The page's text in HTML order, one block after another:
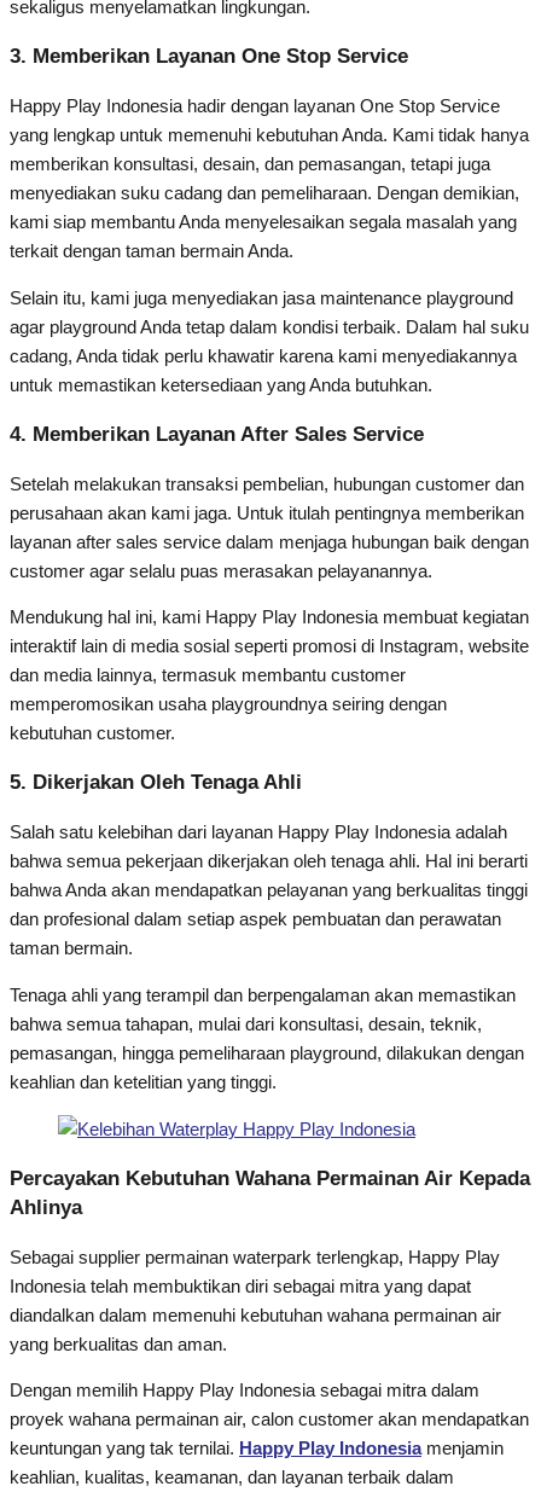
sekaligus menyelamatkan lingkungan.
3. Memberikan Layanan One Stop Service
Happy Play Indonesia hadir dengan layanan One Stop Service
yang lengkap untuk memenuhi kebutuhan Anda. Kami tidak hanya
memberikan konsultasi, desain, dan pemasangan, tetapi juga
menyediakan suku cadang dan pemeliharaan. Dengan demikian,
kami siap membantu Anda menyelesaikan segala masalah yang
terkait dengan taman bermain Anda.
Selain itu, kami juga menyediakan jasa maintenance playground
agar playground Anda tetap dalam kondisi terbaik. Dalam hal suku
cadang, Anda tidak perlu khawatir karena kami menyediakannya
untuk memastikan ketersediaan yang Anda butuhkan.
4. Memberikan Layanan After Sales Service
Setelah melakukan transaksi pembelian, hubungan customer dan
perusahaan akan kami jaga. Untuk itulah pentingnya memberikan
layanan after sales service dalam menjaga hubungan baik dengan
customer agar selalu puas merasakan pelayanannya.
Mendukung hal ini, kami Happy Play Indonesia membuat kegiatan
interaktif lain di media sosial seperti promosi di Instagram, website
dan media lainnya, termasuk membantu customer
memperomosikan usaha playgroundnya seiring dengan
kebutuhan customer.
5. Dikerjakan Oleh Tenaga Ahli
Salah satu kelebihan dari layanan Happy Play Indonesia adalah
bahwa semua pekerjaan dikerjakan oleh tenaga ahli. Hal ini berarti
bahwa Anda akan mendapatkan pelayanan yang berkualitas tinggi
dan profesional dalam setiap aspek pembuatan dan perawatan
taman bermain.
Tenaga ahli yang terampil dan berpengalaman akan memastikan
bahwa semua tahapan, mulai dari konsultasi, desain, teknik,
pemasangan, hingga pemeliharaan playground, dilakukan dengan
keahlian dan ketelitian yang tinggi.
Percayakan Kebutuhan Wahana Permainan Air Kepada
Ahlinya
Sebagai supplier permainan waterpark terlengkap, Happy Play
Indonesia telah membuktikan diri sebagai mitra yang dapat
diandalkan dalam memenuhi kebutuhan wahana permainan air
yang berkualitas dan aman.
Dengan memilih Happy Play Indonesia sebagai mitra dalam
proyek wahana permainan air, calon customer akan mendapatkan
keuntungan yang tak ternilai. Happy Play Indonesia menjamin
keahlian, kualitas, keamanan, dan layanan terbaik dalam